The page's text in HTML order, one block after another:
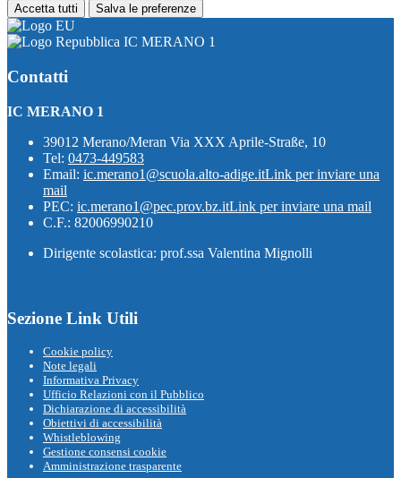
Accetta tutti Salva le preferenze
IC MERANO 1
Contatti
IC MERANO 1
39012 Merano/Meran Via XXX Aprile-Straße, 10
Tel: 0473-449583
Email: ic.merano1@scuola.alto-adige.itLink per inviare una
mail
PEC: ic.merano1@pec.prov.bz.itLink per inviare una mail
C.F.: 82006990210
Dirigente scolastica: prof.ssa Valentina Mignolli
Sezione Link Utili
Cookie policy
Note legali
Informativa Privacy
Ufficio Relazioni con il Pubblico
Dichiarazione di accessibilità
Obiettivi di accessibilità
Whistleblowing
Gestione consensi cookie
Amministrazione trasparente